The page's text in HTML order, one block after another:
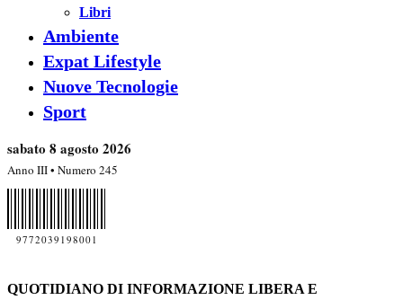
Libri
Ambiente
Expat Lifestyle
Nuove Tecnologie
Sport
sabato 8 agosto 2026
Anno III • Numero 245
9772039198001
QUOTIDIANO DI INFORMAZIONE LIBERA E